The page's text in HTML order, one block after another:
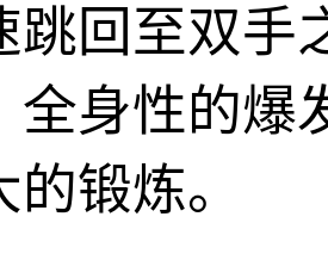
跳回至双手
全身性的爆
锻炼。